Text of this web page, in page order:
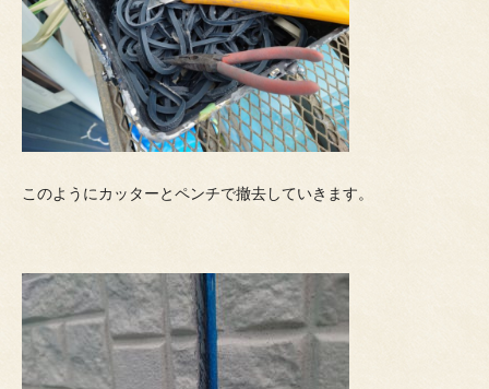
このようにカッターとペンチで撤去していきます。